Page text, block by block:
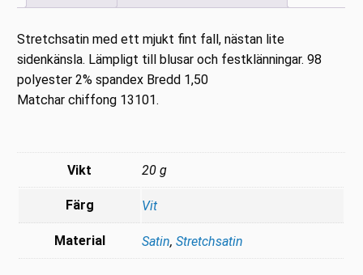
Stretchsatin med ett mjukt fint fall, nästan lite
sidenkänsla. Lämpligt till blusar och festklänningar. 98
polyester 2% spandex Bredd 1,50
Matchar chiffong 13101.
Vikt 20 g
Färg Vit
Material Satin,Stretchsatin